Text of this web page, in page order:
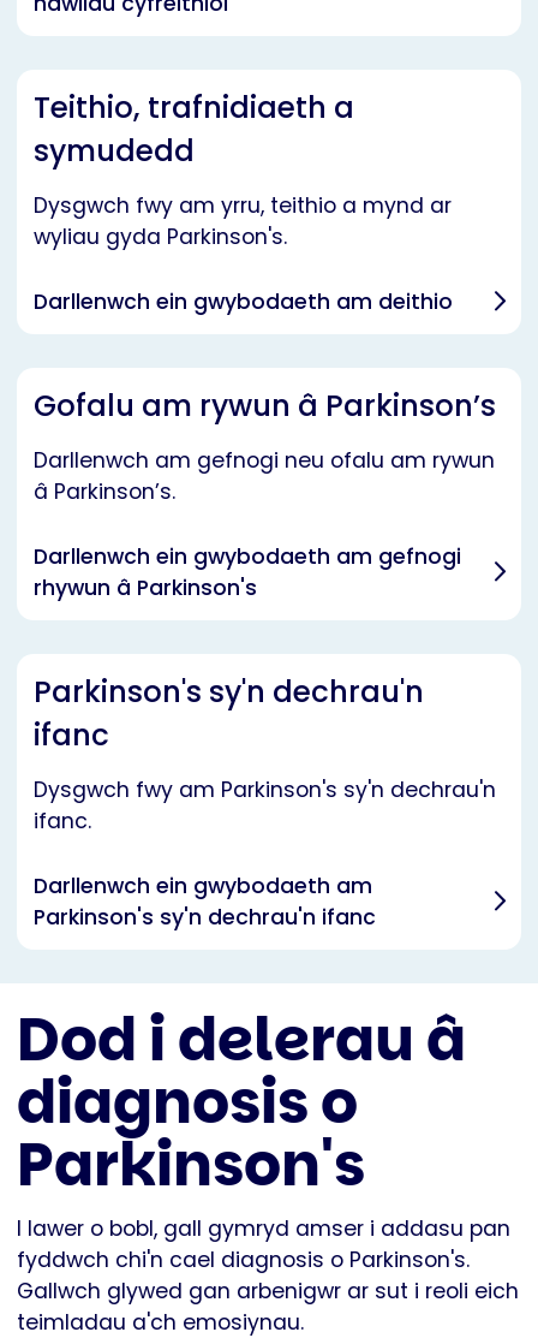
Teithio, trafnidiaeth a
symudedd
Dysgwch fwy am yrru, teithio a mynd ar
wyliau gyda Parkinson's.
Darllenwch ein gwybodaeth am deithio
Gofalu am rywun â Parkinson’s
Darllenwch am gefnogi neu ofalu am rywun
â Parkinson’s.
Darllenwch ein gwybodaeth am gefnogi
rhywun â Parkinson's
Parkinson's sy'n dechrau'n
ifanc
Dysgwch fwy am Parkinson's sy'n dechrau'n
ifanc.
Darllenwch ein gwybodaeth am
Parkinson's sy'n dechrau'n ifanc
Dod i delerau â
diagnosis o
Parkinson's
I lawer o bobl, gall gymryd amser i addasu pan
fyddwch chi'n cael diagnosis o Parkinson's.
Gallwch glywed gan arbenigwr ar sut i reoli eich
teimladau a'ch emosiynau.